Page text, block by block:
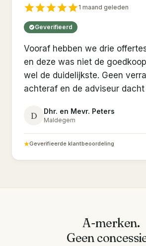
1 maand geleden
Geverifieerd
Vooraf hebben we drie
en deze was niet de
wel de duidelijkste. Geen
achteraf en de adviseur
D Dhr. en Mevr. Peters
Maldegem
Geverifieerde klantbeoordeling
A-merken.
Geen